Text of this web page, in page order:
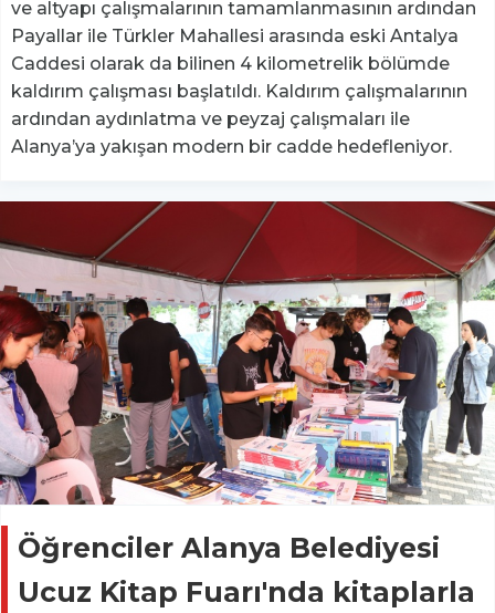
ve altyapı çalışmalarının tamamlanmasının ardından
Payallar ile Türkler Mahallesi arasında eski Antalya
Caddesi olarak da bilinen 4 kilometrelik bölümde
kaldırım çalışması başlatıldı. Kaldırım çalışmalarının
ardından aydınlatma ve peyzaj çalışmaları ile
Alanya’ya yakışan modern bir cadde hedefleniyor.
Öğrenciler Alanya Belediyesi
Ucuz Kitap Fuarı'nda kitaplarla